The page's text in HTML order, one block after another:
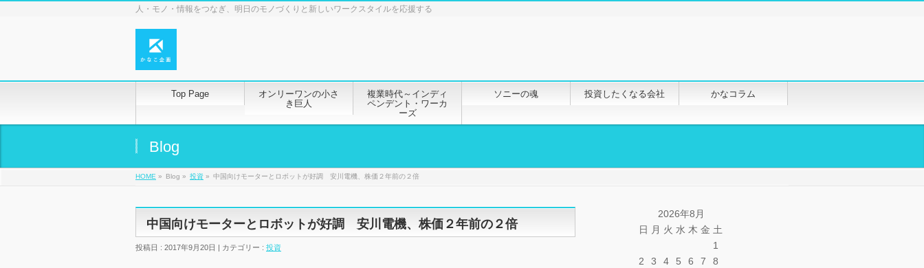
人・モノ・情報をつなぎ、明日のモノづくりと新しいワークスタイルを応援する
Top Page
オンリーワンの小さ
き巨人
複業時代～インディ
ペンデント・ワーカ
ーズ
ソニーの魂 投資したくなる会社 かなコラム
Blog
HOME » Blog » 投資 » 中国向けモーターとロボットが好調 安川電機、株価２年前の２倍
中国向けモーターとロボットが好調 安川電機、株価２年前の２倍
投稿日 : 2017年9月20日 | カテゴリー : 投資
2026年8月
日 月 火 水 木 金 土
1
2
3 4 5 6 7
8